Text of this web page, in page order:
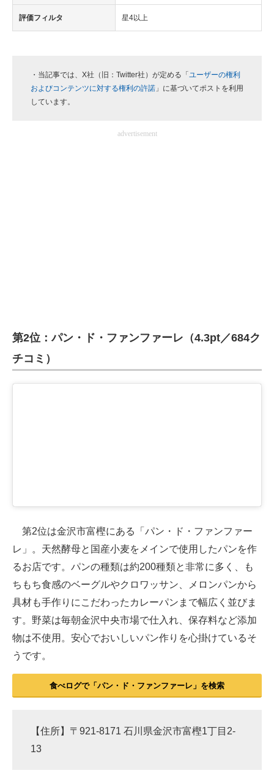
評価フィルタ 星4以上
・当記事では、X社（旧：Twitter社）が定める「 ユーザーの権利
およびコンテンツに対する権利の許諾 」に基づいてポストを利用
しています。
advertisement
第2位：パン・ド・ファンファーレ（4.3pt／684ク
チコミ）
第2位は金沢市富樫にある「パン・ド・ファンファー
レ」。天然酵母と国産小麦をメインで使用したパンを作
るお店です。パンの種類は約200種類と非常に多く、も
ちもち食感のベーグルやクロワッサン、メロンパンから
具材も手作りにこだわったカレーパンまで幅広く並びま
す。野菜は毎朝金沢中央市場で仕入れ、保存料など添加
物は不使用。安心でおいしいパン作りを心掛けているそ
うです。
食べログで「パン・ド・ファンファーレ」を検索
【住所】〒921-8171 石川県金沢市富樫1丁目2-
13